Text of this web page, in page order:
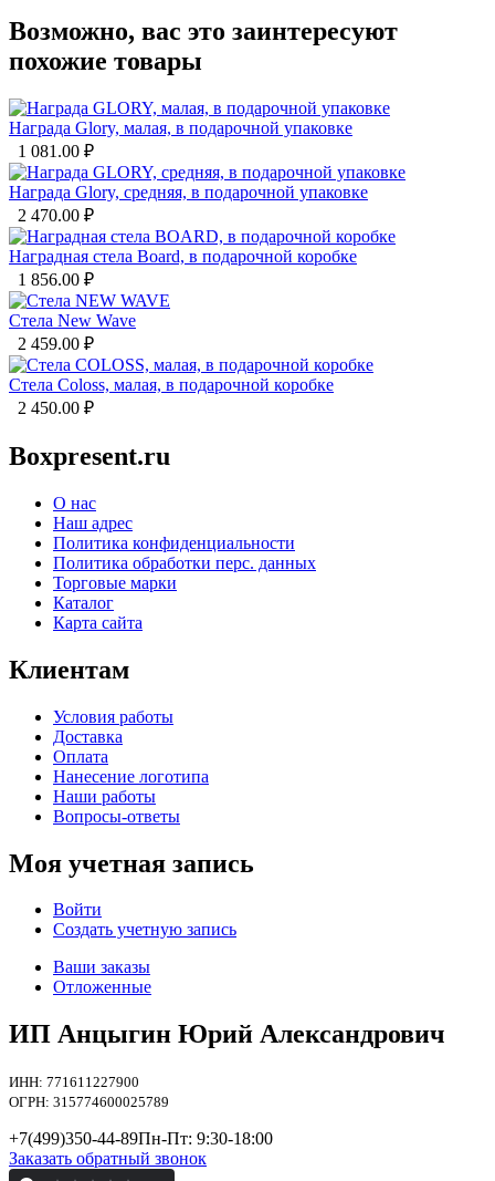
Возможно, вас это заинтересуют
похожие товары
Награда Glory, малая, в подарочной упаковке
1 081.00 ₽
Награда Glory, средняя, в подарочной упаковке
2 470.00 ₽
Наградная стела Board, в подарочной коробке
1 856.00 ₽
Стела New Wave
2 459.00 ₽
Стела Coloss, малая, в подарочной коробке
2 450.00 ₽
Boxpresent.ru
О нас
Наш адрес
Политика конфиденциальности
Политика обработки перс. данных
Торговые марки
Каталог
Карта сайта
Клиентам
Условия работы
Доставка
Оплата
Нанесение логотипа
Наши работы
Вопросы-ответы
Моя учетная запись
Войти
Создать учетную запись
Ваши заказы
Отложенные
ИП Анцыгин Юрий Александрович
ИНН: 771611227900
ОГРН: 315774600025789
+7(499)350-44-89Пн-Пт: 9:30-18:00
Заказать обратный звонок